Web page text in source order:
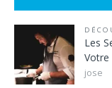
Les
Votre
jose